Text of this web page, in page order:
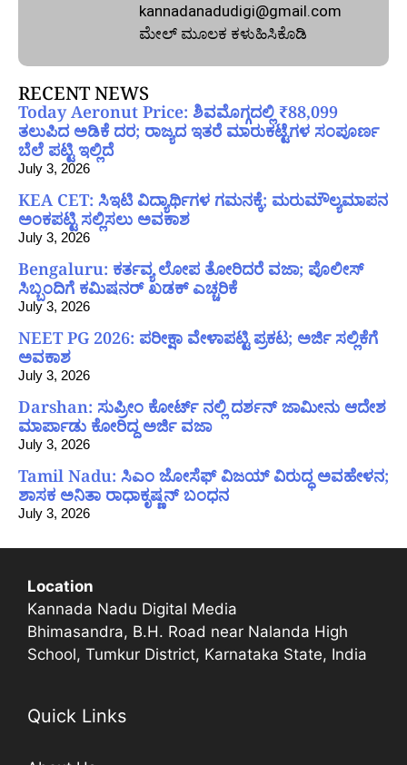
kannadanadudigi@gmail.com
ಮೇಲ್‌ ಮೂಲಕ ಕಳುಹಿಸಿಕೊಡಿ
RECENT NEWS
Today Aeronut Price: ಶಿವಮೊಗ್ಗದಲ್ಲಿ ₹88,099
ತಲುಪಿದ ಅಡಿಕೆ ದರ; ರಾಜ್ಯದ ಇತರೆ ಮಾರುಕಟ್ಟೆಗಳ ಸಂಪೂರ್ಣ
ಬೆಲೆ ಪಟ್ಟಿ ಇಲ್ಲಿದೆ
July 3, 2026
KEA CET: ಸಿಇಟಿ ವಿದ್ಯಾರ್ಥಿಗಳ ಗಮನಕ್ಕೆ; ಮರುಮೌಲ್ಯಮಾಪನ
ಅಂಕಪಟ್ಟಿ ಸಲ್ಲಿಸಲು ಅವಕಾಶ
July 3, 2026
Bengaluru: ಕರ್ತವ್ಯ ಲೋಪ ತೋರಿದರೆ ವಜಾ; ಪೊಲೀಸ್
ಸಿಬ್ಬಂದಿಗೆ ಕಮಿಷನರ್ ಖಡಕ್ ಎಚ್ಚರಿಕೆ
July 3, 2026
NEET PG 2026: ಪರೀಕ್ಷಾ ವೇಳಾಪಟ್ಟಿ ಪ್ರಕಟ; ಅರ್ಜಿ ಸಲ್ಲಿಕೆಗೆ
ಅವಕಾಶ
July 3, 2026
Darshan: ಸುಪ್ರೀಂ ಕೋರ್ಟ್ ನಲ್ಲಿ ದರ್ಶನ್ ಜಾಮೀನು ಆದೇಶ
ಮಾರ್ಪಾಡು ಕೋರಿದ್ದ ಅರ್ಜಿ ವಜಾ
July 3, 2026
Tamil Nadu: ಸಿಎಂ ಜೋಸೆಫ್ ವಿಜಯ್ ವಿರುದ್ಧ ಅವಹೇಳನ;
ಶಾಸಕ ಅನಿತಾ ರಾಧಾಕೃಷ್ಣನ್ ಬಂಧನ
July 3, 2026
Location
Kannada Nadu Digital Media
Bhimasandra, B.H. Road near Nalanda High
School, Tumkur District, Karnataka State, India
Quick Links